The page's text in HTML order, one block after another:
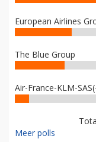
European Airlines
The Blue Group
Air-France-KLM-
Meer polls